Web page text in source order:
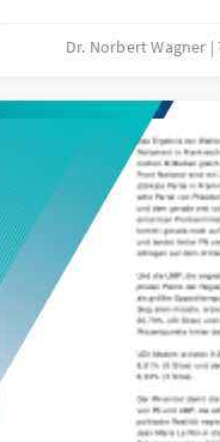
wegenKorruption,
Dr. Norbert Wagner